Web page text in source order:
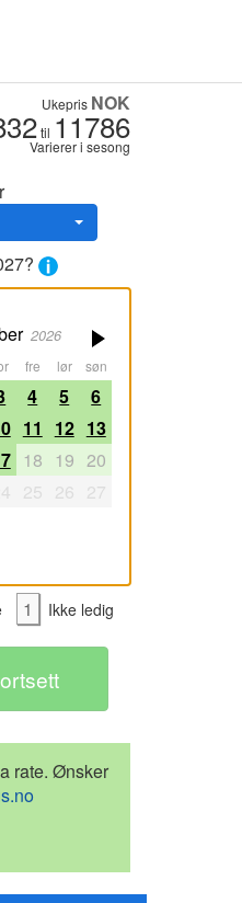
Ukepris NOK
til 11786
Varierer i sesong
2026
fre lør søn
4 5
6
11 12 13
18 19 20
25 26 27
1 Ikke ledig
rate. Ønsker